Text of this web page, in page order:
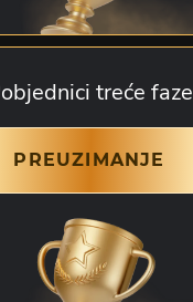
treće faze
PREUZIMANJE